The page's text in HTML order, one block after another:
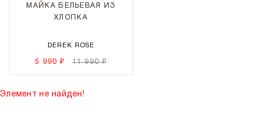
МАЙКА БЕЛЬЕВАЯ ИЗ
ХЛОПКА
DEREK ROSE
5 990 ₽ 11 990 ₽
Элемент не найден!